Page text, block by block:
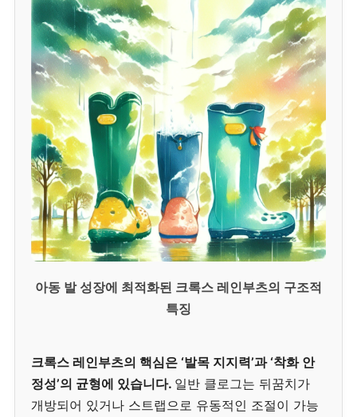
아동 발 성장에 최적화된 크록스 레인부츠의 구조적
특징
크록스 레인부츠의 핵심은 ‘발목 지지력’과 ‘착화 안
정성’의 균형에 있습니다. 일반 클로그는 뒤꿈치가
개방되어 있거나 스트랩으로 유동적인 조절이 가능